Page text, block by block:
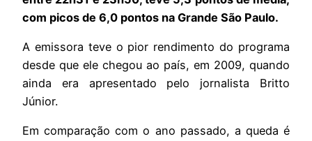
com picos de 6,0 pontos na Grande São Paulo.
A emissora teve o pior rendimento do programa
desde que ele chegou ao país, em 2009, quando
ainda era apresentado pelo jornalista Britto
Júnior.
Em comparação com o ano passado, a queda é